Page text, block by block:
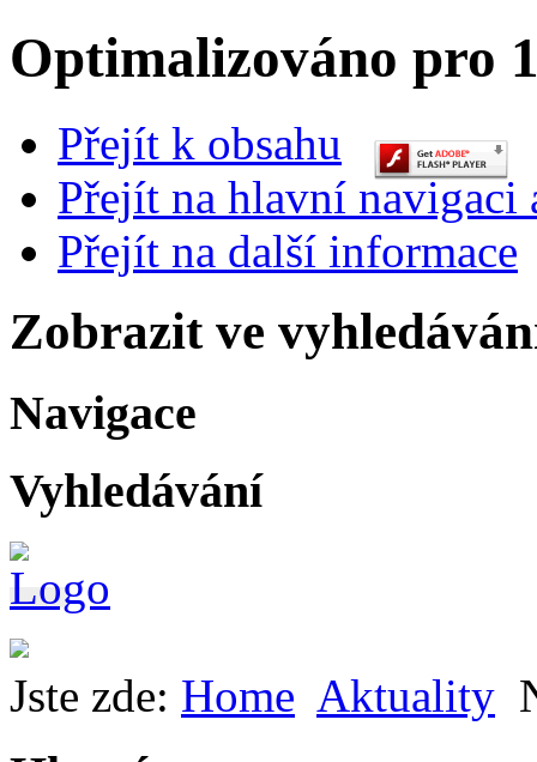
Optimalizováno pro
Přejít k obsahu
Přejít na hlavní navigaci
Přejít na další informace
Zobrazit ve
Navigace
Vyhledávání
Jste zde: Home Aktuality